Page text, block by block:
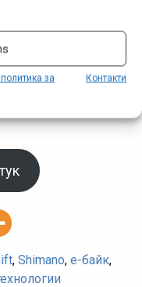
за
Контакти
new-grounds
наMTB-BG.com?
от него? Вече
чрез Абонамент за
, Shimano, е-байк,